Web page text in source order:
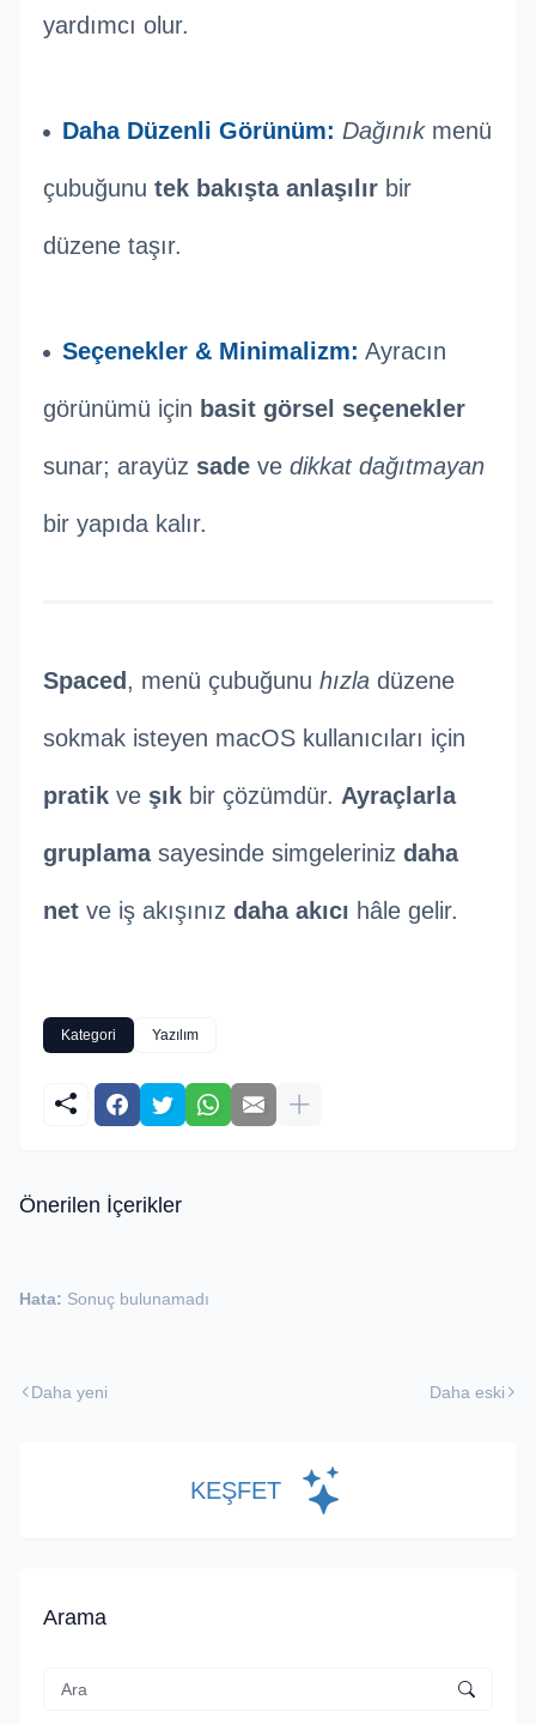
yardımcı olur.
Daha Düzenli Görünüm: Dağınıkmenü
çubuğunu tek bakışta anlaşılır bir
düzene taşır.
Seçenekler & Minimalizm: Ayracın
görünümü için basit görsel seçenekler
sunar; arayüz sade ve dikkat dağıtmayan
bir yapıda kalır.
Spaced , menü çubuğunu hızla düzene
sokmak isteyen macOS kullanıcıları için
pratik ve şık bir çözümdür. Ayraçlarla
gruplamasayesinde simgeleriniz daha
net ve iş akışınız daha akıcı hâle gelir.
Kategori Yazılım
Önerilen İçerikler
Hata: Sonuç bulunamadı
Daha yeni Daha eski
KEŞFET
Arama